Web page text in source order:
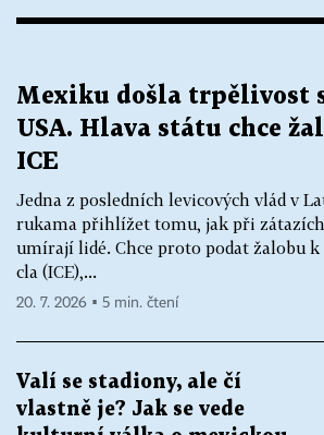
Mexiku došla trpělivost
USA. Hlava státu chce
ICE
Jedna z posledních levicových vlád v
rukama přihlížet tomu, jak při
umírají lidé. Chce proto podat žalobu
cla (ICE),...
20. 7. 2026 ▪ 5 min. čtení
Valí se stadiony, ale čí
vlastně je? Jak se vede